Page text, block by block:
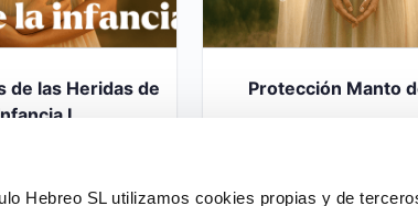
Hebreo SL utilizamos cookies propias y de
de las Heridas de
I
Protección Manto